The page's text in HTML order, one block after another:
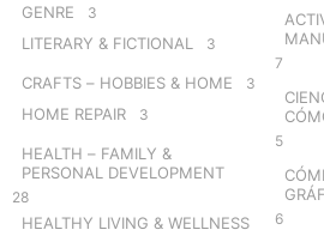
GENRE 3
LITERARY & FICTIONAL 3
CRAFTS – HOBBIES & HOME 3
HOME REPAIR 3
HEALTH – FAMILY &
PERSONAL DEVELOPMENT
28
HEALTHY LIVING & WELLNESS
7
5
6